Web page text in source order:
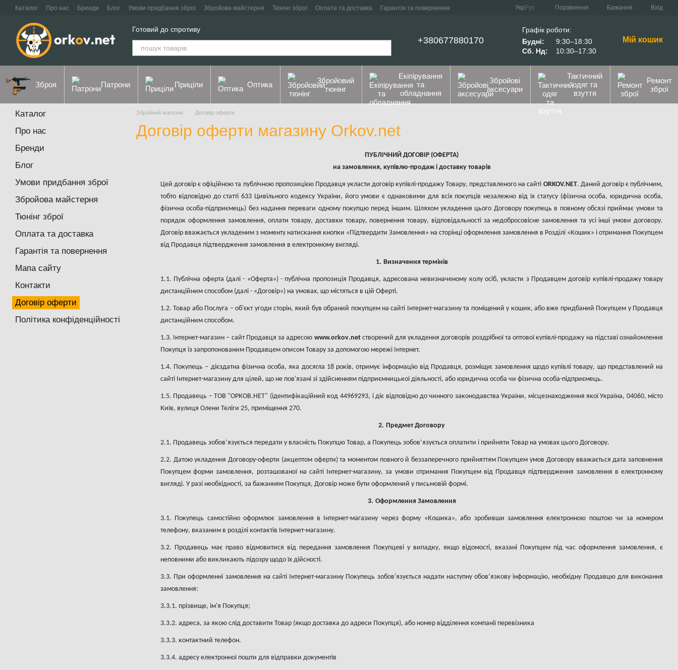
Перейти до основного контенту
Каталог Про нас Бренди Блог Умови придбання зброї Збройова майстерня Тюнінг зброї Оплата та доставка
Гарантія та повернення
Укр Рус Порівняння Бажання Вхід
Готовий до спротиву
+380677880170
Графік роботи:
Будні:
9:30–18:30
Сб. Нд:
10:30–17:30
Мій кошик
Зброя Патрони Приціли Оптика
Збройовий
тюнінг
Екіпірування
та
обладнання
Збройові
аксесуари
Тактичний
одяг та
взуття
Ремонт
зброї
Збройний магазин Договір оферти
Договір оферти магазину Orkov.net
ПУБЛІЧНИЙ ДОГОВІР (ОФЕРТА)
на замовлення, купівлю-продаж і доставку товарів
Цей договір є офіційною та публічною пропозицією Продавця укласти договір купівлі-продажу Товару, представленого на сайті ORKOV.NET. Даний договір є публічним,
тобто відповідно до статті 633 Цивільного кодексу України, його умови є однаковими для всіх покупців незалежно від їх статусу (фізична особа, юридична особа,
фізична особа-підприємець) без надання переваги одному покупцю перед іншим. Шляхом укладення цього Договору покупець в повному обсязі приймає умови та
порядок оформлення замовлення, оплати товару, доставки товару, повернення товару, відповідальності за недобросовісне замовлення та усі інші умови договору.
Договір вважається укладеним з моменту натискання кнопки «Підтвердити Замовлення» на сторінці оформлення замовлення в Розділі «Кошик» і отримання Покупцем
від Продавця підтвердження замовлення в електронному вигляді.
1. Визначення термінів
1.1. Публічна оферта (далі - «Оферта») - публічна пропозиція Продавця, адресована невизначеному колу осіб, укласти з Продавцем договір купівлі-продажу товару
дистанційним способом (далі - «Договір») на умовах, що містяться в цій Оферті.
1.2. Товар або Послуга – об'єкт угоди сторін, який був обраний покупцем на сайті Інтернет-магазину та поміщений у кошик, або вже придбаний Покупцем у Продавця
дистанційним способом.
1.3. Інтернет-магазин – сайт Продавця за адресою www.orkov.netстворений для укладення договорів роздрібної та оптової купівлі-продажу на підставі ознайомлення
Покупця із запропонованим Продавцем описом Товару за допомогою мережі Інтернет.
1.4. Покупець – дієздатна фізична особа, яка досягла 18 років, отримує інформацію від Продавця, розміщує замовлення щодо купівлі товару, що представлений на
сайті Інтернет-магазину для цілей, що не пов'язані зі здійсненням підприємницької діяльності, або юридична особа чи фізична особа-підприємець.
1.5. Продавець – ТОВ "ОРКОВ.НЕТ" (ідентифікаційний код 44969293, і діє відповідно до чинного законодавства України, місцезнаходження якої Україна, 04060, місто
Київ, вулиця Олени Теліги 25, приміщення 270.
2. Предмет Договору
2.1. Продавець зобов’язується передати у власність Покупцю Товар, а Покупець зобов’язується оплатити і прийняти Товар на умовах цього Договору.
2.2. Датою укладення Договору-оферти (акцептом оферти) та моментом повного й беззаперечного прийняттям Покупцем умов Договору вважається дата заповнення
Покупцем форми замовлення, розташованої на сайті Інтернет-магазину, за умови отримання Покупцем від Продавця підтвердження замовлення в електронному
вигляді. У разі необхідності, за бажанням Покупця, Договір може бути оформлений у письмовій формі.
3. Оформлення Замовлення
3.1. Покупець самостійно оформлює замовлення в Інтернет-магазину через форму «Кошика», або зробивши замовлення електронною поштою чи за номером
телефону, вказаним в розділі контактів Інтернет-магазину.
3.2. Продавець має право відмовитися від передання замовлення Покупцеві у випадку, якщо відомості, вказані Покупцем під час оформлення замовлення, є
неповними або викликають підозру щодо їх дійсності.
3.3. При оформленні замовлення на сайті Інтернет-магазину Покупець зобов'язується надати наступну обов’язкову інформацію, необхідну Продавцю для виконання
замовлення:
3.3.1. прізвище, ім'я Покупця;
3.3.2. адреса, за якою слід доставити Товар (якщо доставка до адреси Покупця), або номер відділення компанії перевізника
3.3.3. контактний телефон.
3.3.4. адресу електронної пошти для відправки документів
Каталог
Про нас
Бренди
Блог
Умови придбання зброї
Збройова майстерня
Тюнінг зброї
Оплата та доставка
Гарантія та повернення
Мапа сайту
Контакти
Договір оферти
Політика конфіденційності